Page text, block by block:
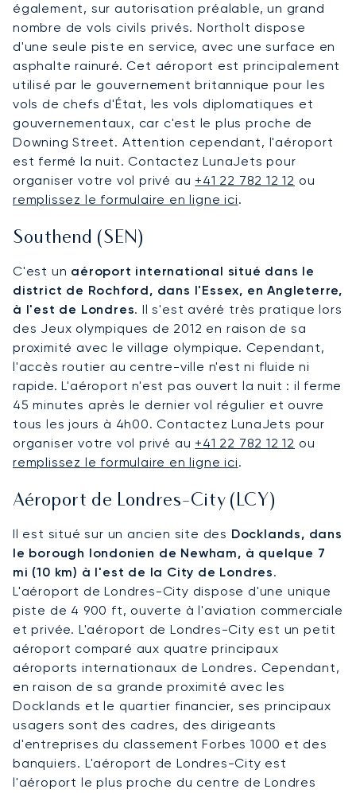
également, sur autorisation préalable, un grand
nombre de vols civils privés. Northolt dispose
d'une seule piste en service, avec une surface en
asphalte rainuré. Cet aéroport est principalement
utilisé par le gouvernement britannique pour les
vols de chefs d'État, les vols diplomatiques et
gouvernementaux, car c'est le plus proche de
Downing Street. Attention cependant, l'aéroport
est fermé la nuit. Contactez LunaJets pour
organiser votre vol privé au +41 22 782 12 12 ou
remplissez le formulaire en ligne ici.
Southend (SEN)
C'est un aéroport international situé dans le
district de Rochford, dans l'Essex, en Angleterre,
à l'est de Londres. Il s'est avéré très pratique lors
des Jeux olympiques de 2012 en raison de sa
proximité avec le village olympique. Cependant,
l'accès routier au centre-ville n'est ni fluide ni
rapide. L'aéroport n'est pas ouvert la nuit : il ferme
45 minutes après le dernier vol régulier et ouvre
tous les jours à 4h00. Contactez LunaJets pour
organiser votre vol privé au +41 22 782 12 12 ou
remplissez le formulaire en ligne ici.
Aéroport de Londres-City (LCY)
Il est situé sur un ancien site des Docklands, dans
le borough londonien de Newham, à quelque 7
mi (10 km) à l'est de la City de Londres.
L'aéroport de Londres-City dispose d'une unique
piste de 4 900 ft, ouverte à l'aviation commerciale
et privée. L'aéroport de Londres-City est un petit
aéroport comparé aux quatre principaux
aéroports internationaux de Londres. Cependant,
en raison de sa grande proximité avec les
Docklands et le quartier financier, ses principaux
usagers sont des cadres, des dirigeants
d'entreprises du classement Forbes 1000 et des
banquiers. L'aéroport de Londres-City est
l'aéroport le plus proche du centre de Londres